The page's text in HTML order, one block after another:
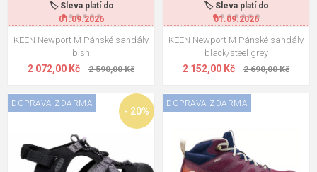
🏷️ Sleva platí do
01.09.2026
KEEN Newport M Pánské sandály
bisn
2 072,00 Kč 2 590,00 Kč
🏷️ Sleva platí do
01.09.2026
KEEN Newport M Pánské sandály
black/steel grey
2 152,00 Kč 2 690,00 Kč
- 20%
DOPRAVA ZDARMA DOPRAVA ZDARMA